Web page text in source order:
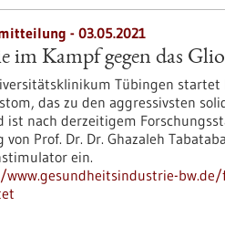
- 03.05.2021
im Kampf gegen das
Tübingen startet
das zu den aggressivsten
ist nach derzeitigem
von Prof. Dr. Dr. Ghazaleh
ein.